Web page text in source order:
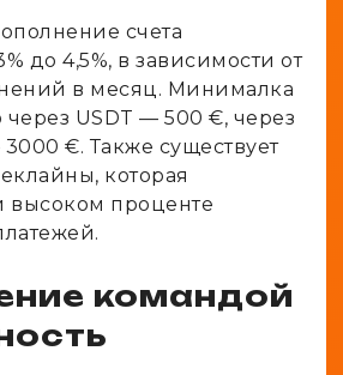
счета
до 4,5%, в зависимости от
в месяц. Минималка
USDT — 500 €, через
€. Также существует
которая
высоком проценте
командой